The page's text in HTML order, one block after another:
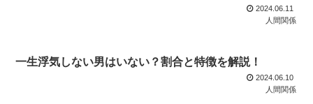
2024.06.11
人間関係
一生浮気しない男はいない？割合と特徴を解説！
2024.06.10
人間関係